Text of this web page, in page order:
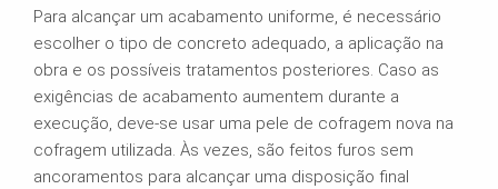
Para alcançar um acabamento uniforme, é necessário
escolher o tipo de concreto adequado, a aplicação na
obra e os possíveis tratamentos posteriores. Caso as
exigências de acabamento aumentem durante a
execução, deve-se usar uma pele de cofragem nova na
cofragem utilizada. Às vezes, são feitos furos sem
ancoramentos para alcançar uma disposição final